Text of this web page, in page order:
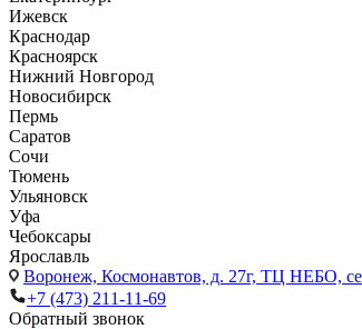
Ижевск
Краснодар
Красноярск
Нижний Новгород
Новосибирск
Пермь
Саратов
Сочи
Тюмень
Ульяновск
Уфа
Чебоксары
Ярославль
Воронеж, Космонавтов, д. 27г, ТЦ НЕБО,
+7 (473) 211-11-69
Обратный звонок